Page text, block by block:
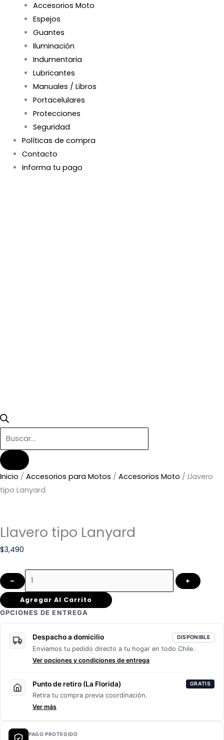
Accesorios Moto
Espejos
Guantes
Iluminación
Indumentaria
Lubricantes
Manuales / Libros
Portacelulares
Protecciones
Seguridad
Políticas de compra
Contacto
Informa tu pago
Inicio / Accesorios para Motos / Accesorios Moto / Llavero
tipo Lanyard
Llavero tipo Lanyard
$3,490
– +
Agregar Al Carrito
OPCIONES DE ENTREGA
Despacho a domicilio DISPONIBLE
Enviamos tu pedido directo a tu hogar en todo Chile.
Ver opciones y condiciones de entrega
Punto de retiro (La Florida) GRATIS
Retira tu compra previa coordinación.
Ver más
PAGO PROTEGIDO